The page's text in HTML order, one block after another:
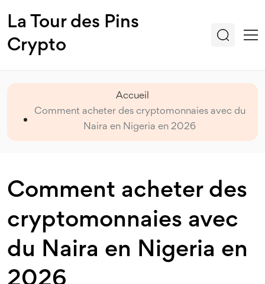
La Tour des Pins
Crypto
Accueil
Comment acheter des cryptomonnaies avec du
Naira en Nigeria en 2026
Comment acheter des
cryptomonnaies avec
du Naira en Nigeria en